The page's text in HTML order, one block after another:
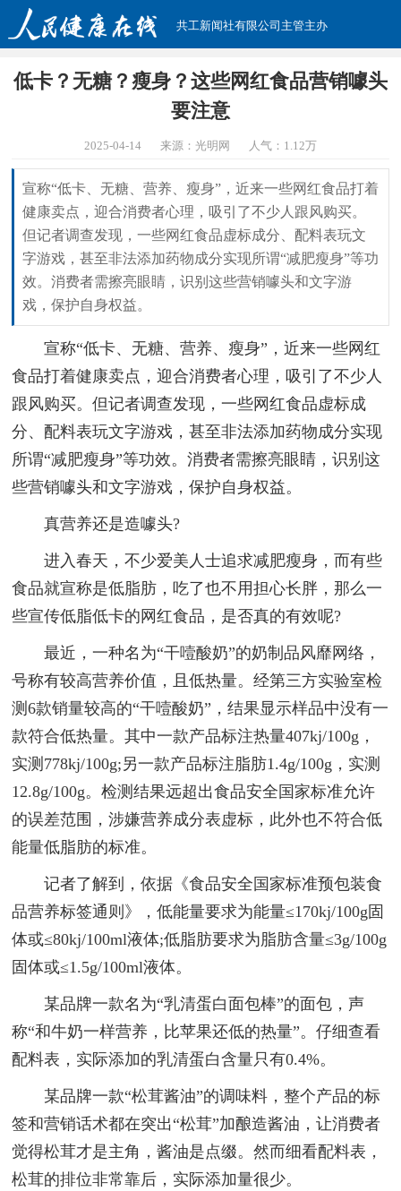
共工新闻社有限公司主管主办
低卡？无糖？瘦身？这些网红食品营销噱头
要注意
2025-04-14 来源：光明网 人气： 1.12万
宣称“低卡、无糖、营养、瘦身”，近来一些网红食品打着
健康卖点，迎合消费者心理，吸引了不少人跟风购买。
但记者调查发现，一些网红食品虚标成分、配料表玩文
字游戏，甚至非法添加药物成分实现所谓“减肥瘦身”等功
效。消费者需擦亮眼睛，识别这些营销噱头和文字游
戏，保护自身权益。
宣称“低卡、无糖、营养、瘦身”，近来一些网红
食品打着健康卖点，迎合消费者心理，吸引了不少人
跟风购买。但记者调查发现，一些网红食品虚标成
分、配料表玩文字游戏，甚至非法添加药物成分实现
所谓“减肥瘦身”等功效。消费者需擦亮眼睛，识别这
些营销噱头和文字游戏，保护自身权益。
真营养还是造噱头?
进入春天，不少爱美人士追求减肥瘦身，而有些
食品就宣称是低脂肪，吃了也不用担心长胖，那么一
些宣传低脂低卡的网红食品，是否真的有效呢?
最近，一种名为“干噎酸奶”的奶制品风靡网络，
号称有较高营养价值，且低热量。经第三方实验室检
测6款销量较高的“干噎酸奶”，结果显示样品中没有一
款符合低热量。其中一款产品标注热量407kj/100g，
实测778kj/100g;另一款产品标注脂肪1.4g/100g，实测
12.8g/100g。检测结果远超出食品安全国家标准允许
的误差范围，涉嫌营养成分表虚标，此外也不符合低
能量低脂肪的标准。
记者了解到，依据《食品安全国家标准预包装食
品营养标签通则》，低能量要求为能量≤170kj/100g固
体或≤80kj/100ml液体;低脂肪要求为脂肪含量≤3g/100g
固体或≤1.5g/100ml液体。
某品牌一款名为“乳清蛋白面包棒”的面包，声
称“和牛奶一样营养，比苹果还低的热量”。仔细查看
配料表，实际添加的乳清蛋白含量只有0.4%。
某品牌一款“松茸酱油”的调味料，整个产品的标
签和营销话术都在突出“松茸”加酿造酱油，让消费者
觉得松茸才是主角，酱油是点缀。然而细看配料表，
松茸的排位非常靠后，实际添加量很少。